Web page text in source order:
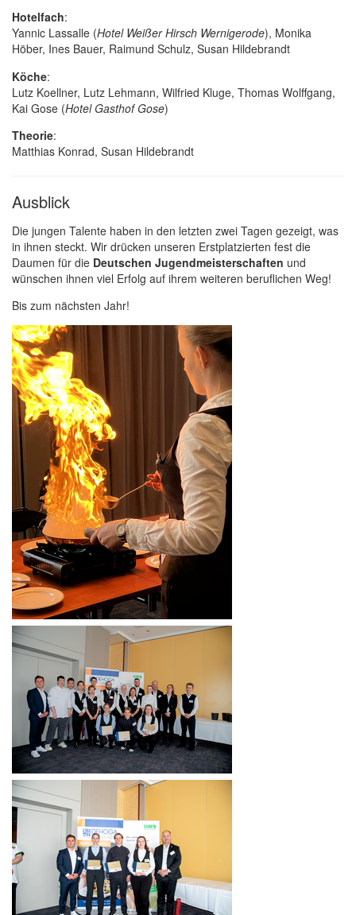
Hotelfach:
Yannic Lassalle (Hotel Weißer Hirsch Wernigerode), Monika
Höber, Ines Bauer, Raimund Schulz, Susan Hildebrandt
Köche:
Lutz Koellner, Lutz Lehmann, Wilfried Kluge, Thomas Wolffgang,
Kai Gose (Hotel Gasthof Gose)
Theorie:
Matthias Konrad, Susan Hildebrandt
Ausblick
Die jungen Talente haben in den letzten zwei Tagen gezeigt, was
in ihnen steckt. Wir drücken unseren Erstplatzierten fest die
Daumen für die Deutschen Jugendmeisterschaften und
wünschen ihnen viel Erfolg auf ihrem weiteren beruflichen Weg!
Bis zum nächsten Jahr!